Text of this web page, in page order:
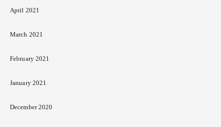
April 2021
March 2021
February 2021
January 2021
December 2020